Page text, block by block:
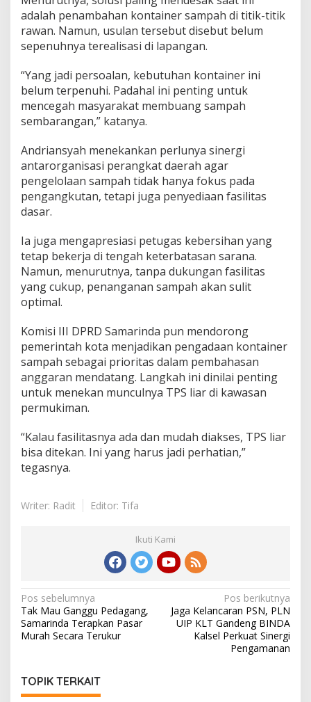
adalah penambahan kontainer sampah di titik-titik
rawan. Namun, usulan tersebut disebut belum
sepenuhnya terealisasi di lapangan.
“Yang jadi persoalan, kebutuhan kontainer ini
belum terpenuhi. Padahal ini penting untuk
mencegah masyarakat membuang sampah
sembarangan,” katanya.
Andriansyah menekankan perlunya sinergi
antarorganisasi perangkat daerah agar
pengelolaan sampah tidak hanya fokus pada
pengangkutan, tetapi juga penyediaan fasilitas
dasar.
Ia juga mengapresiasi petugas kebersihan yang
tetap bekerja di tengah keterbatasan sarana.
Namun, menurutnya, tanpa dukungan fasilitas
yang cukup, penanganan sampah akan sulit
optimal.
Komisi III DPRD Samarinda pun mendorong
pemerintah kota menjadikan pengadaan kontainer
sampah sebagai prioritas dalam pembahasan
anggaran mendatang. Langkah ini dinilai penting
untuk menekan munculnya TPS liar di kawasan
permukiman.
“Kalau fasilitasnya ada dan mudah diakses, TPS liar
bisa ditekan. Ini yang harus jadi perhatian,”
tegasnya.
Writer: Radit Editor: Tifa
Ikuti Kami
Navigasi
pos
Pos sebelumnya
Tak Mau Ganggu Pedagang,
Samarinda Terapkan Pasar
Murah Secara Terukur
Pos berikutnya
Jaga Kelancaran PSN, PLN
UIP KLT Gandeng BINDA
Kalsel Perkuat Sinergi
Pengamanan
TOPIK TERKAIT